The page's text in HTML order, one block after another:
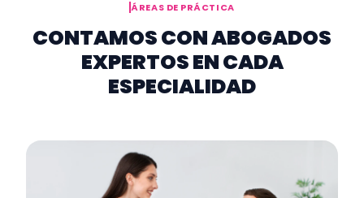
ÁREAS DE PRÁCTICA
CONTAMOS CON ABOGADOS
EXPERTOS EN CADA
ESPECIALIDAD